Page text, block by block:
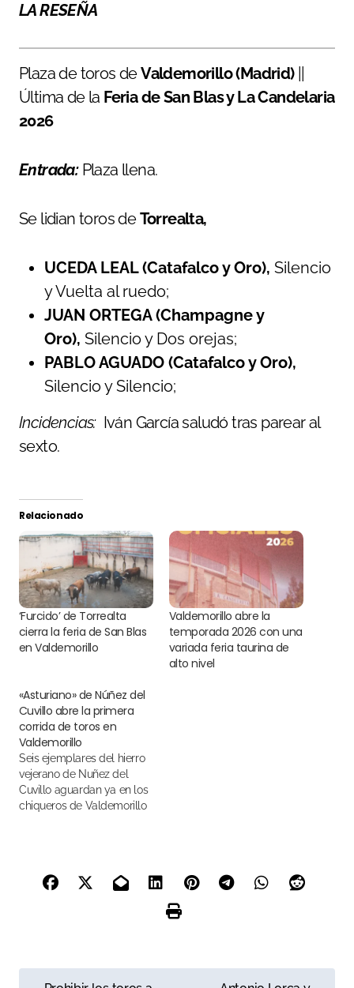
LA RESEÑA
Plaza de toros deValdemorillo (Madrid)
Última de la Feria de San Blas y La Candelaria
2026
Entrada:Plaza llena.
Se lidian toros deTorrealta,
UCEDA LEAL (Catafalco y Oro), Silencio
y Vuelta al ruedo;
JUAN ORTEGA (Champagne y
Oro), Silencio y Dos orejas;
PABLO AGUADO (Catafalco y Oro),
Silencio y Silencio;
Incidencias:Iván García saludó tras parear al
sexto.
Relacionado
‘Furcido’ de Torrealta
cierra la feria de San Blas
en Valdemorillo
Valdemorillo abre la
temporada 2026 con una
variada feria taurina de
alto nivel
«Asturiano» de Núñez del
Cuvillo abre la primera
corrida de toros en
Valdemorillo
Seis ejemplares del hierro
vejerano de Nuñez del
Cuvillo aguardan ya en los
chiqueros de Valdemorillo